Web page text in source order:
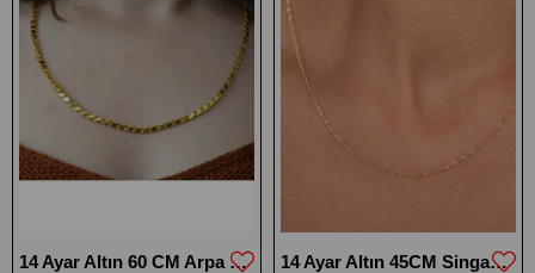
14 Ayar Altın 60 CM Arpa Pullu Zincir 14 Ayar Altın 45CM Singapur Zincir